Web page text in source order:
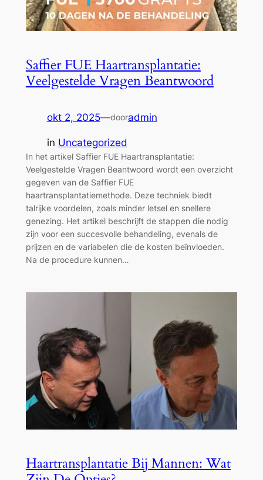
Saffier FUE Haartransplantatie:
Veelgestelde Vragen Beantwoord
okt 2, 2025—dooradmin
in Uncategorized
In het artikel Saffier FUE Haartransplantatie:
Veelgestelde Vragen Beantwoord wordt een overzicht
gegeven van de Saffier FUE
haartransplantatiemethode. Deze techniek biedt
talrijke voordelen, zoals minder letsel en snellere
genezing. Het artikel beschrijft de stappen die nodig
zijn voor een succesvolle behandeling, evenals de
prijzen en de variabelen die de kosten beïnvloeden.
Na de procedure kunnen…
Haartransplantatie Bij Mannen: Wat